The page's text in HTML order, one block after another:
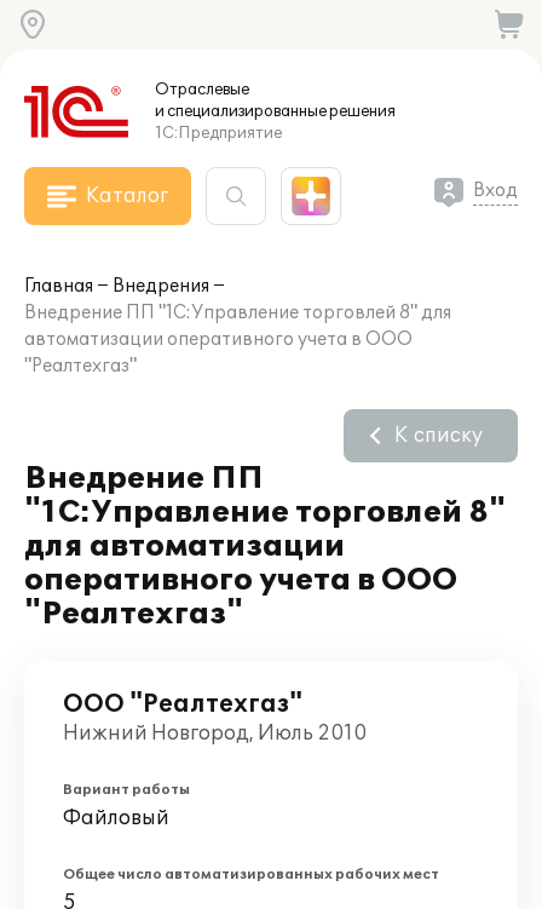
Отраслевые
и специализированныерешения
1С:Предприятие
Каталог Вход
Главная
Внедрения
Внедрение ПП "1С:Управление торговлей 8" для
автоматизации оперативного учета в ООО
"Реалтехгаз"
Внедрение ПП
"1С:Управление торговлей 8"
для автоматизации
оперативного учета в ООО
"Реалтехгаз"
К списку
ООО "Реалтехгаз"
Нижний Новгород, Июль 2010
Вариант работы
Файловый
Общее число автоматизированных рабочих мест
5